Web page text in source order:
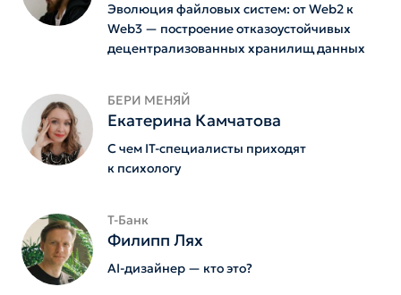
Эволюция файловых систем: от Web2 к
Web3 — построение отказоустойчивых
децентрализованных хранилищ данных
БЕРИ МЕНЯЙ
Екатерина Камчатова
С чем IT-специалисты приходят
к психологу
Т-Банк
Филипп Лях
AI-дизайнер — кто это?